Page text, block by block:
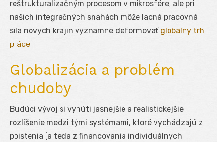
reštrukturalizačným procesom v mikrosfére, ale pri
našich integračných snahách môže lacná pracovná
sila nových krajín významne deformovať globálny trh
práce.
Globalizácia a problém
chudoby
Budúci vývoj si vynúti jasnejšie a realistickejšie
rozlíšenie medzi tými systémami, ktoré vychádzajú z
poistenia (a teda z financovania individuálnych